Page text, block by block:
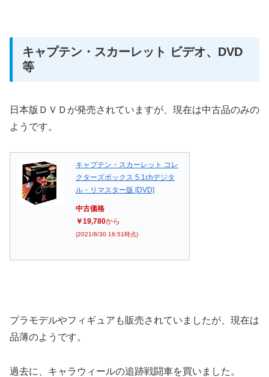
キャプテン・スカーレット ビデオ、DVD
等
日本版ＤＶＤが発売されていますが、現在は中古品のみの
ようです。
キャプテン・スカーレット コレ
クターズボックス 5.1chデジタ
ル・リマスター版 [DVD]
中古価格
￥19,780から
(2021/8/30 18:51時点)
プラモデルやフィギュアも販売されていましたが、現在は
品薄のようです。
過去に、キャラウィールの追跡戦闘車を買いました。